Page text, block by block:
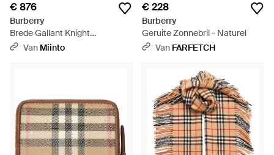
€ 876
Burberry
Brede Gallant Knight
Kasjmieren Sjaal - Naturel
Van Miinto
€ 228
Burberry
Geruite Zonnebril - Naturel
Van FARFETCH